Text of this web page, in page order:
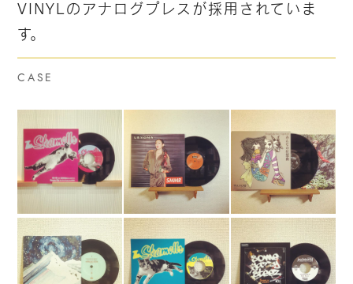
VINYLのアナログプレスが採用されていま
す。
CASE
制作事例
CASE
シンガーソングライター、作曲家、音楽プロデ
ューサーとして幅広い音楽活動をしている山下
達郎様のLP作成を担当致しました。
一覧に戻る